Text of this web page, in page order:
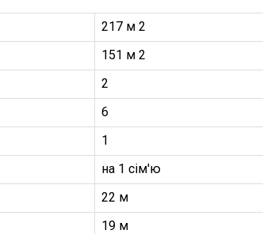
217 м 2
151 м 2
2
6
1
на 1 сім'ю
22 м
19 м